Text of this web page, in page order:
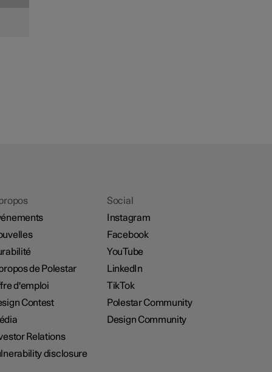
de Polestar
d'emploi
Contest
Relations
disclosure
Social
Instagram
Facebook
YouTube
LinkedIn
TikTok
Polestar Community
Design Community